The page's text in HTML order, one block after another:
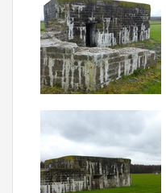
Over ons
Aanmelden